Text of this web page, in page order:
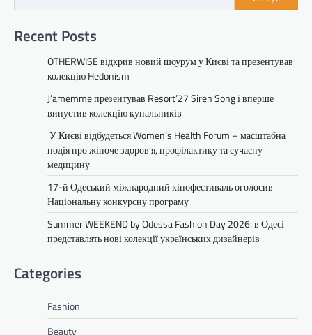
Recent Posts
OTHERWISE відкрив новий шоурум у Києві та презентував
колекцію Hedonism
J’amemme презентував Resort’27 Siren Song і вперше
випустив колекцію купальників
У Києві відбудеться Women’s Health Forum – масштабна
подія про жіноче здоров’я, профілактику та сучасну
медицину
17-й Одеський міжнародний кінофестиваль оголосив
Національну конкурсну програму
Summer WEEKEND by Odessa Fashion Day 2026: в Одесі
представлять нові колекції українських дизайнерів
Categories
Fashion
Beauty